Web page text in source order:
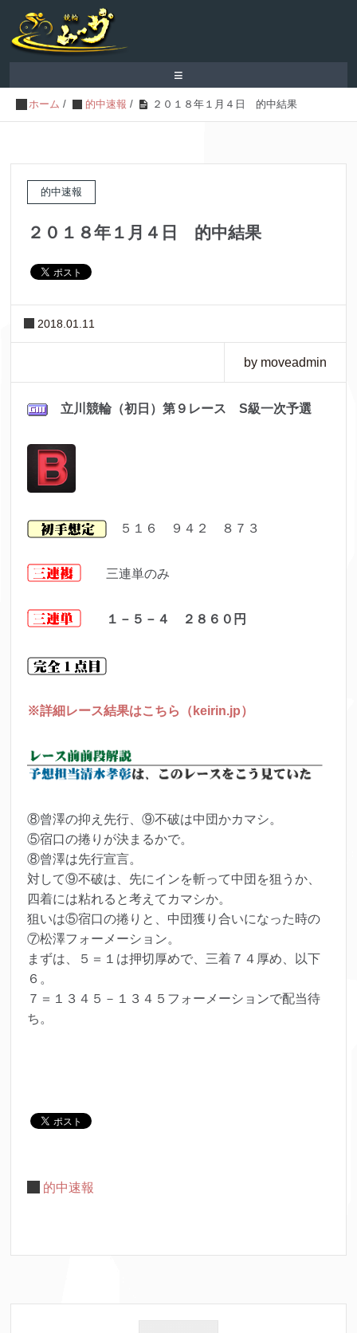
≡
ホーム / 的中速報 / ２０１８年１月４日 的中結果
的中速報
２０１８年１月４日 的中結果
2018.01.11
by moveadmin
立川競輪（初日）第９レース S級一次予選
５１６ ９４２ ８７３
三連単のみ
１－５－４ ２８６０ 円
※詳細レース結果はこちら（keirin.jp）
⑧曾澤の抑え先行、⑨不破は中団かカマシ。
⑤宿口の捲りが決まるかで。
⑧曾澤は先行宣言。
対して⑨不破は、先にインを斬って中団を狙うか、
四着には粘れると考えてカマシか。
狙いは⑤宿口の捲りと、中団獲り合いになった時の
⑦松澤フォーメーション。
まずは、５＝１は押切厚めで、三着７４厚め、以下
６。
７＝１３４５－１３４５フォーメーションで配当待
ち。
的中速報